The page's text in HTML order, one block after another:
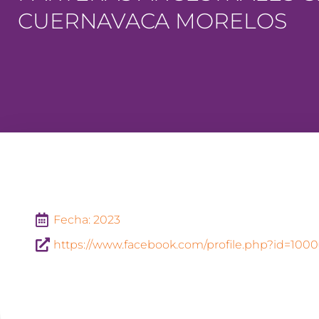
CUERNAVACA MORELOS
Fecha: 2023
https://www.facebook.com/